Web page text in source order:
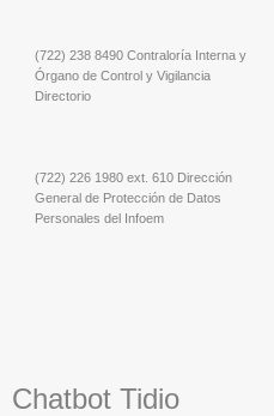
(722) 238 8490 Contraloría Interna y
Órgano de Control y Vigilancia
Directorio
(722) 226 1980 ext. 610 Dirección
General de Protección de Datos
Personales del Infoem
Chatbot Tidio